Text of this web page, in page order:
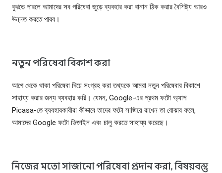
বুঝতে পারলে আমাদের সব পরিষেবা জুড়ে ব্যবহার করা বানান ঠিক করার বৈশিষ্ট্য আরও
উন্নত করতে পারব।
নতুন পরিষেবা বিকাশ করা
আগে থেকে থাকা পরিষেবা দিয়ে সংগ্রহ করা তথ্যকে আমরা নতুন পরিষেবার বিকাশে
সাহায্য করার জন্য ব্যবহার করি। যেমন, Google-এর প্রথম ফটো অ্যাপ
Picasa-তে ব্যবহারকারীরা কীভাবে তাদের ফটো সাজিয়ে রাখেন তা বোঝার ফলে,
আমাদের Google ফটো ডিজাইন এবং চালু করতে সাহায্য করেছে।
নিজের মতো সাজানো পরিষেবা প্রদান করা, বিষয়বস্তু